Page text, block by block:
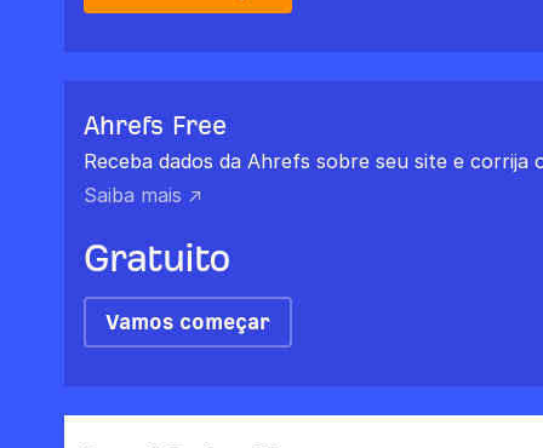
Ahrefs Free
Receba dados da Ahrefs sobre seu site e corrija
Saiba mais ↗
Gratuito
Vamos começar